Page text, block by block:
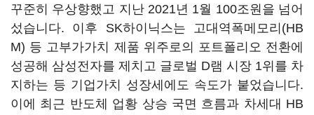
꾸준히 우상향했고 지난 2021년 1월 100조원을 넘어
섰습니다. 이후 SK하이닉스는 고대역폭메모리(HB
M) 등 고부가가치 제품 위주로의 포트폴리오 전환에
성공해 삼성전자를 제치고 글로벌 D램 시장 1위를 차
지하는 등 기업가치 성장세에도 속도가 붙었습니다.
이에 최근 반도체 업황 상승 국면 흐름과 차세대 HB